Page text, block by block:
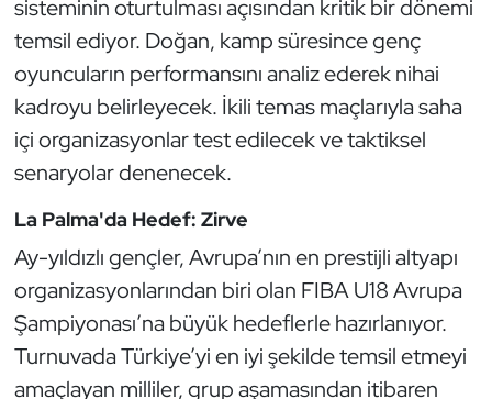
sisteminin oturtulması açısından kritik bir dönemi
temsil ediyor. Doğan, kamp süresince genç
oyuncuların performansını analiz ederek nihai
kadroyu belirleyecek. İkili temas maçlarıyla saha
içi organizasyonlar test edilecek ve taktiksel
senaryolar denenecek.
La Palma'da Hedef: Zirve
Ay-yıldızlı gençler, Avrupa’nın en prestijli altyapı
organizasyonlarından biri olan FIBA U18 Avrupa
Şampiyonası’na büyük hedeflerle hazırlanıyor.
Turnuvada Türkiye’yi en iyi şekilde temsil etmeyi
amaçlayan milliler, grup aşamasından itibaren
Kürek
Masa Tenisi
Modern Pentatlon
Motor Sporları
Muay Thai
Okçuluk
Optimist